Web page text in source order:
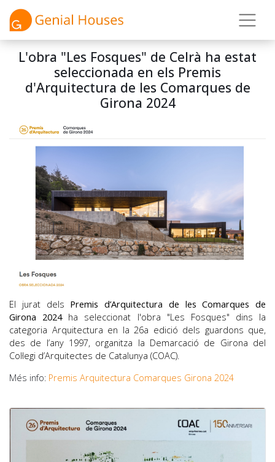
L'obra "Les Fosques" de Celrà ha estat
seleccionada en els Premis
d'Arquitectura de les Comarques de
Girona 2024
El jurat dels Premis d’Arquitectura de les Comarques de
Girona 2024ha seleccionat l'obra "Les Fosques" dins la
categoria Arquitectura en la 26a edició dels guardons que,
des de l’any 1997, organitza la Demarcació de Girona del
Col·legi d’Arquitectes de Catalunya (COAC).
Més info: Premis Arquitectura Comarques Girona 2024